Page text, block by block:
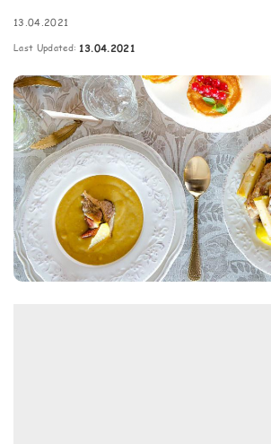
13.04.2021
Last Updated: 13.04.2021